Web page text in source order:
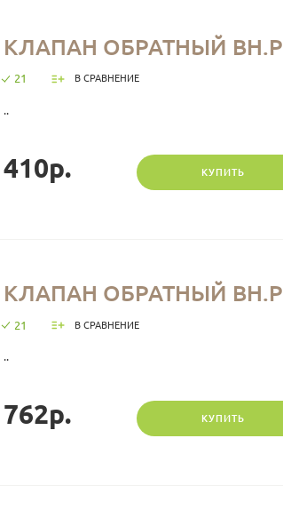
КЛАПАН ОБРАТНЫЙ
21 В СРАВНЕНИЕ
..
410р. КУПИТЬ
КЛАПАН ОБРАТНЫЙ
21 В СРАВНЕНИЕ
..
762р. КУПИТЬ